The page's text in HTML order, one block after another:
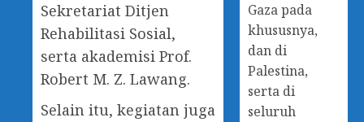
Sekretariat Ditjen
Rehabilitasi Sosial,
serta akademisi Prof.
Robert M. Z. Lawang.
Selain itu, kegiatan juga
Gaza pada
khususnya,
dan di
Palestina,
serta di
seluruh